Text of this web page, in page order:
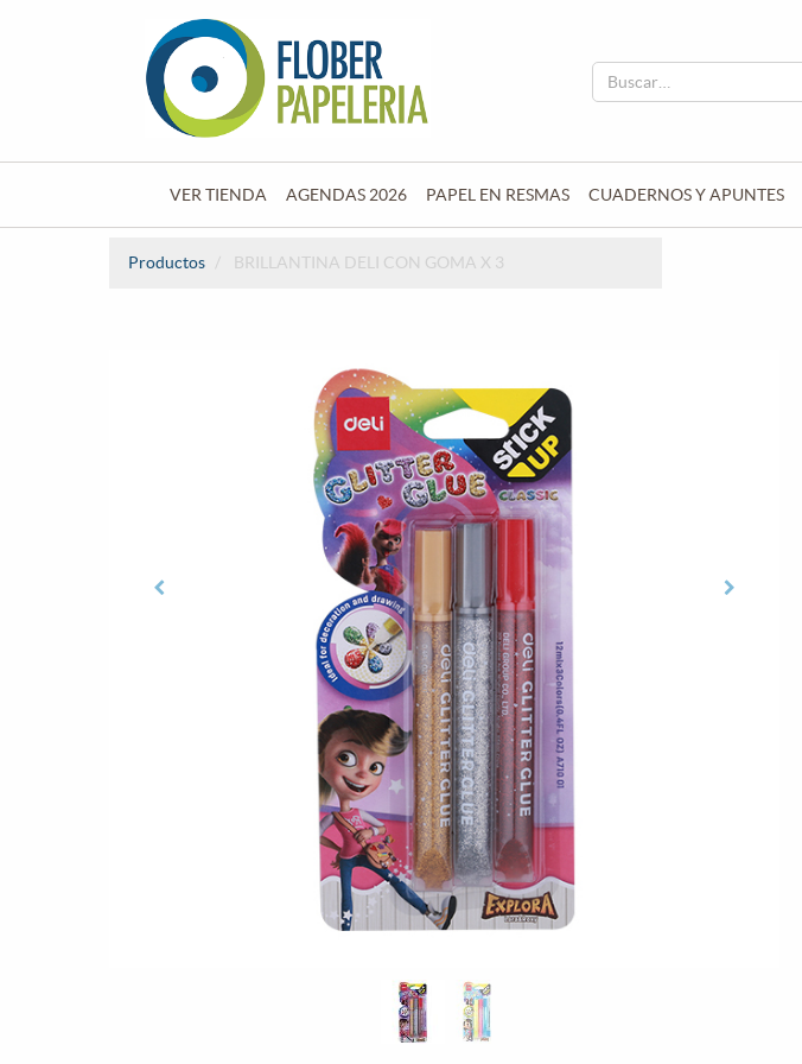
VER TIENDA AGENDAS 2026 PAPEL EN RESMAS CUADERNOS Y APUNTES
Productos BRILLANTINA DELI CON GOMA X 3